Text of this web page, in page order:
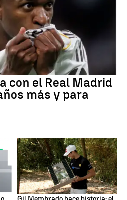
con el Real Madrid
más y para